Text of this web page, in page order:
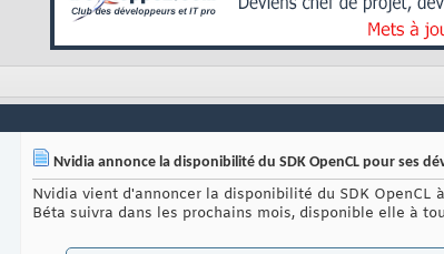
Nvidia annonce la disponibilité du SDK OpenCL pour ses
Nvidia vient d'annoncer la disponibilité du SDK OpenCL
Béta suivra dans les prochains mois, disponible elle à